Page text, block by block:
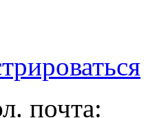
почта: